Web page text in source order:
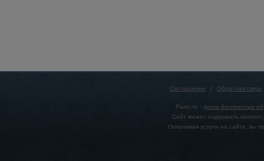
Соглашение | Обратная связь
Flado.ru - доска бесплатных
Сайт может содержать
Оплачивая услуги на сайте, вы